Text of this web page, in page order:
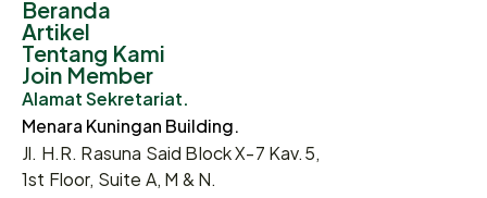
Beranda
Artikel
Tentang Kami
Join Member
Alamat Sekretariat.
Menara Kuningan Building.
Jl. H.R. Rasuna Said Block X-7 Kav.5,
1st Floor, Suite A, M & N.